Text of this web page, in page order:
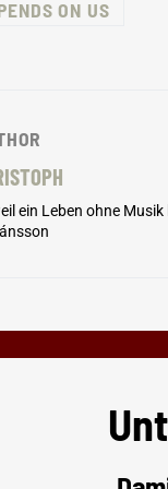
ON US
ein Leben ohne